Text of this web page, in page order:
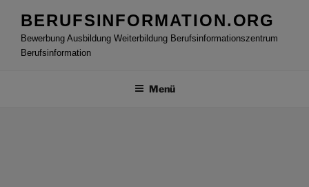
Inhalt
springen
BERUFSINFORMATION.ORG
Bewerbung Ausbildung Weiterbildung Berufsinformationszentrum
Berufsinformation
Menü